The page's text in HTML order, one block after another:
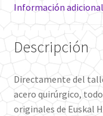
Información adicional
Descripción
Directamente del
acero quirúrgico,
originales de Euskal